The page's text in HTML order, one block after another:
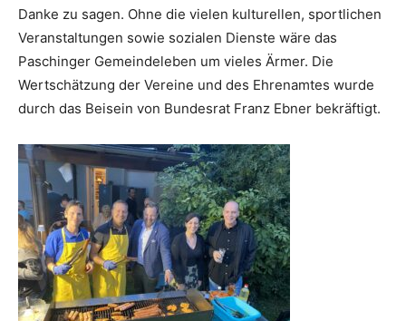
Danke zu sagen. Ohne die vielen kulturellen, sportlichen
Veranstaltungen sowie sozialen Dienste wäre das
Paschinger Gemeindeleben um vieles Ärmer. Die
Wertschätzung der Vereine und des Ehrenamtes wurde
durch das Beisein von Bundesrat Franz Ebner bekräftigt.